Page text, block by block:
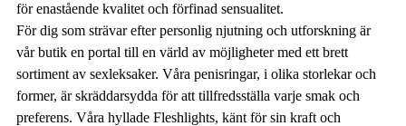
för enastående kvalitet och förfinad sensualitet.
För dig som strävar efter personlig njutning och utforskning är
vår butik en portal till en värld av möjligheter med ett brett
sortiment av sexleksaker. Våra penisringar, i olika storlekar och
former, är skräddarsydda för att tillfredsställa varje smak och
preferens. Våra hyllade Fleshlights, känt för sin kraft och